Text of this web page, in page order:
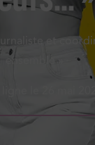
et
ensemble »
le 26 mai